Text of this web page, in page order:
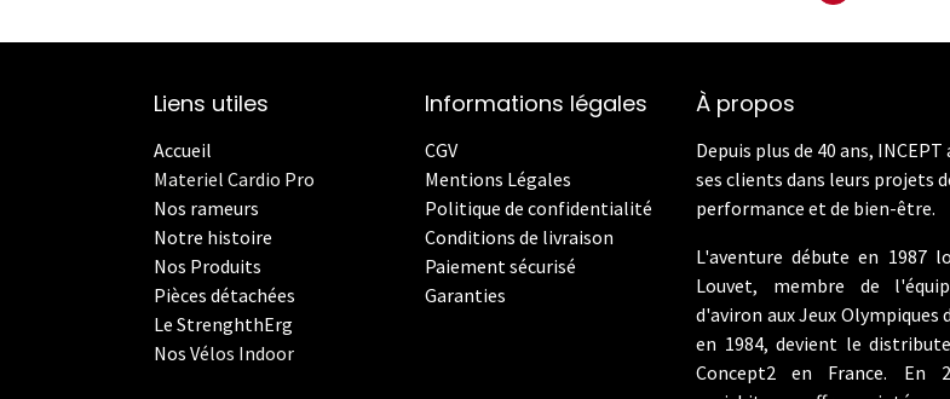
Liens utiles
Accueil
Materiel Cardio Pro
Nos rameurs
Notre histoire
Nos Produits
Pièces détachées
Le StrenghthErg
Nos Vélos Indoor
Informations légales
CGV
Mentions Légales
Politique de confidentialité
Conditions de livraison
Paiement sécurisé
Garanties
À propos
Depuis plus de 40 ans,
ses clients dans leurs projets
performance et de bien-être.
L'aventure débute en 1987
Louvet, membre de
d'aviron aux Jeux Olympiques
en 1984, devient le
Concept2 en France. En